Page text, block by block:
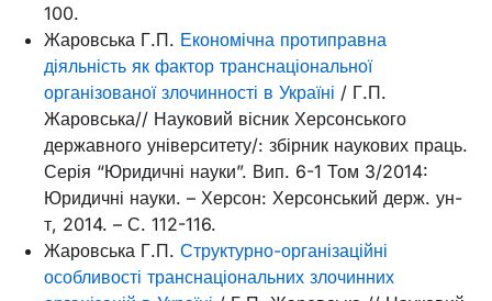
100.
Жаровська Г.П. Економічна протиправна
діяльність як фактор транснаціональної
організованої злочинності в Україні / Г.П.
Жаровська// Науковий вісник Херсонського
державного університету/: збірник наукових праць.
Серія “Юридичні науки”. Вип. 6-1 Том 3/2014:
Юридичні науки. – Херсон: Херсонський держ. ун-
т, 2014. – С. 112-116.
Жаровська Г.П. Структурно-організаційні
особливості транснаціональних злочинних